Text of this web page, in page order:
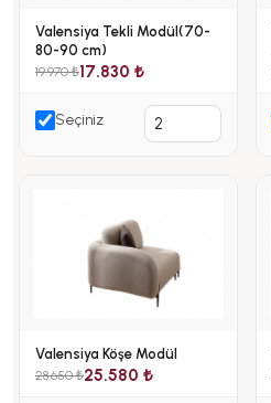
Valensiya Tekli Modül(70-
80-90 cm)
19.970 ₺17.830 ₺
Seçiniz
Valensiya Köşe Modül
28.650 ₺25.580 ₺